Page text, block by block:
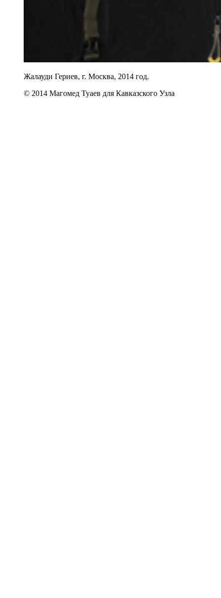
Жалауди Гериев, г. Москва, 2014 год.
© 2014 Магомед Туаев для Кавказского Узла